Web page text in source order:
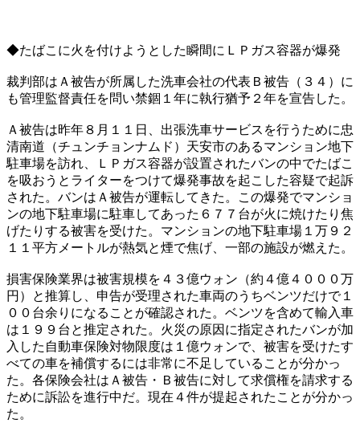
◆たばこに火を付けようとした瞬間にＬＰガス容器が爆発
裁判部はＡ被告が所属した洗車会社の代表Ｂ被告（３４）に
も管理監督責任を問い禁錮１年に執行猶予２年を宣告した。
Ａ被告は昨年８月１１日、出張洗車サービスを行うために忠
清南道（チュンチョンナムド）天安市のあるマンション地下
駐車場を訪れ、ＬＰガス容器が設置されたバンの中でたばこ
を吸おうとライターをつけて爆発事故を起こした容疑で起訴
された。バンはＡ被告が運転してきた。この爆発でマンショ
ンの地下駐車場に駐車してあった６７７台が火に焼けたり焦
げたりする被害を受けた。マンションの地下駐車場１万９２
１１平方メートルが熱気と煙で焦げ、一部の施設が燃えた。
損害保険業界は被害規模を４３億ウォン（約４億４０００万
円）と推算し、申告が受理された車両のうちベンツだけで１
００台余りになることが確認された。ベンツを含めて輸入車
は１９９台と推定された。火災の原因に指定されたバンが加
入した自動車保険対物限度は１億ウォンで、被害を受けたす
べての車を補償するには非常に不足していることが分かっ
た。各保険会社はＡ被告・Ｂ被告に対して求償権を請求する
ために訴訟を進行中だ。現在４件が提起されたことが分かっ
た。